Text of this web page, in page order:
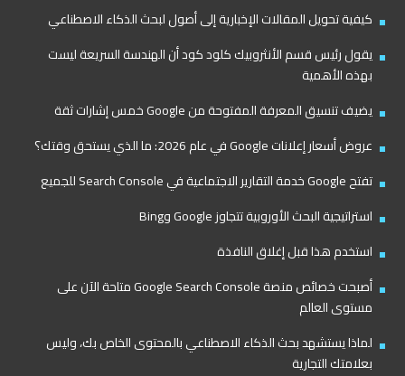
كيفية تحويل المقالات الإخبارية إلى أصول لبحث الذكاء الاصطناعي
يقول رئيس قسم الأنثروبيك كلود كود أن الهندسة السريعة ليست
بهذه الأهمية
يضيف تنسيق المعرفة المفتوحة من Google خمس إشارات ثقة
عروض أسعار إعلانات Google في عام 2026: ما الذي يستحق وقتك؟
تفتح Google خدمة التقارير الاجتماعية في Search Console للجميع
استراتيجية البحث الأوروبية تتجاوز Google وBing
استخدم هذا قبل إغلاق النافذة
أصبحت خصائص منصة Google Search Console متاحة الآن على
مستوى العالم
لماذا يستشهد بحث الذكاء الاصطناعي بالمحتوى الخاص بك، وليس
بعلامتك التجارية